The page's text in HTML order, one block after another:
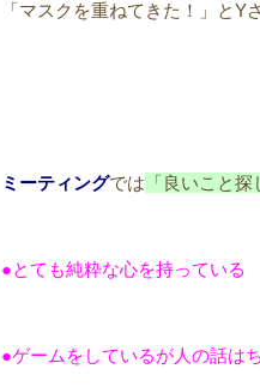
「マスクを重ねてきた！」とY
ミーティングでは 「良いこと探
●とても純粋な心を持っている
●ゲームをしているが人の話は